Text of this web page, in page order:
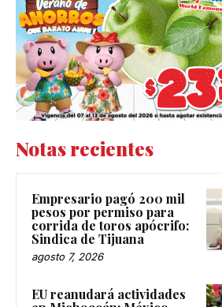
Notas recientes
Empresario pagó 200 mil
pesos por permiso para
corrida de toros apócrifo:
Sindica de Tijuana
agosto 7, 2026
EU reanudará actividades